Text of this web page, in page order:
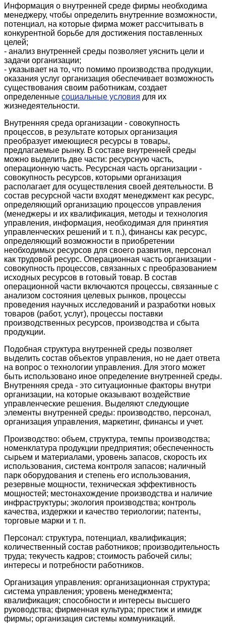
Информация о внутренней среде фирмы необходима
менеджеру, чтобы определить внутренние возможности,
потенциал, на которые фирма может рассчитывать в
конкурентной борьбе для достижения поставленных
целей;
- анализ внутренней среды позволяет уяснить цели и
задачи организации;
- указывает на то, что помимо производства продукции,
оказания услуг организация обеспечивает возможность
существования своим работникам, создает
определенные социальные условия для их
жизнедеятельности.
Внутренняя среда организации - совокупность
процессов, в результате которых организация
преобразует имеющиеся ресурсы в товары,
предлагаемые рынку. В составе внутренней среды
можно выделить две части: ресурсную часть,
операционную часть. Ресурсная часть организации -
совокупность ресурсов, которыми организация
располагает для осуществления своей деятельности. В
состав ресурсной части входят менеджмент как ресурс,
определяющий организацию процессов управления
(менеджеры и их квалификация, методы и технология
управления, информация, необходимая для принятия
управленческих решений и т. п.), финансы как ресурс,
определяющий возможности в приобретении
необходимых ресурсов для своего развития, персонал
как трудовой ресурс. Операционная часть организации -
совокупность процессов, связанных с преобразованием
исходных ресурсов в готовый товар. В состав
операционной части включаются процессы, связанные с
анализом состояния целевых рынков, процессы
проведения научных исследований и разработки новых
товаров (работ, услуг), процессы поставки
производственных ресурсов, производства и сбыта
продукции.
Подобная структура внутренней среды позволяет
выделить состав объектов управления, но не дает ответа
на вопрос о технологии управления. Для этого может
быть использовано иное определение внутренней среды.
Внутренняя среда - это ситуационные факторы внутри
организации, на которые оказывают воздействие
управленческие решения. Выделяют следующие
элементы внутренней среды: производство, персонал,
организация управления, маркетинг, финансы и учет.
Производство: объем, структура, темпы производства;
номенклатура продукции предприятия; обеспеченность
сырьем и материалами, уровень запасов, скорость их
использования, система контроля запасов; наличный
парк оборудования и степень его использования,
резервные мощности, техническая эффективность
мощностей; местонахождение производства и наличие
инфраструктуры; экология производства; контроль
качества, издержки и качество териологии; патенты,
торговые марки и т. п.
Персонал: структура, потенциал, квалификация;
количественный состав работников; производительность
труда; текучесть кадров; стоимость рабочей силы;
интересы и потребности работников.
Организация управления: организационная структура;
система управления; уровень менеджмента;
квалификация; способности и интересы высшего
руководства; фирменная культура; престиж и имидж
фирмы; организация системы коммуникаций.